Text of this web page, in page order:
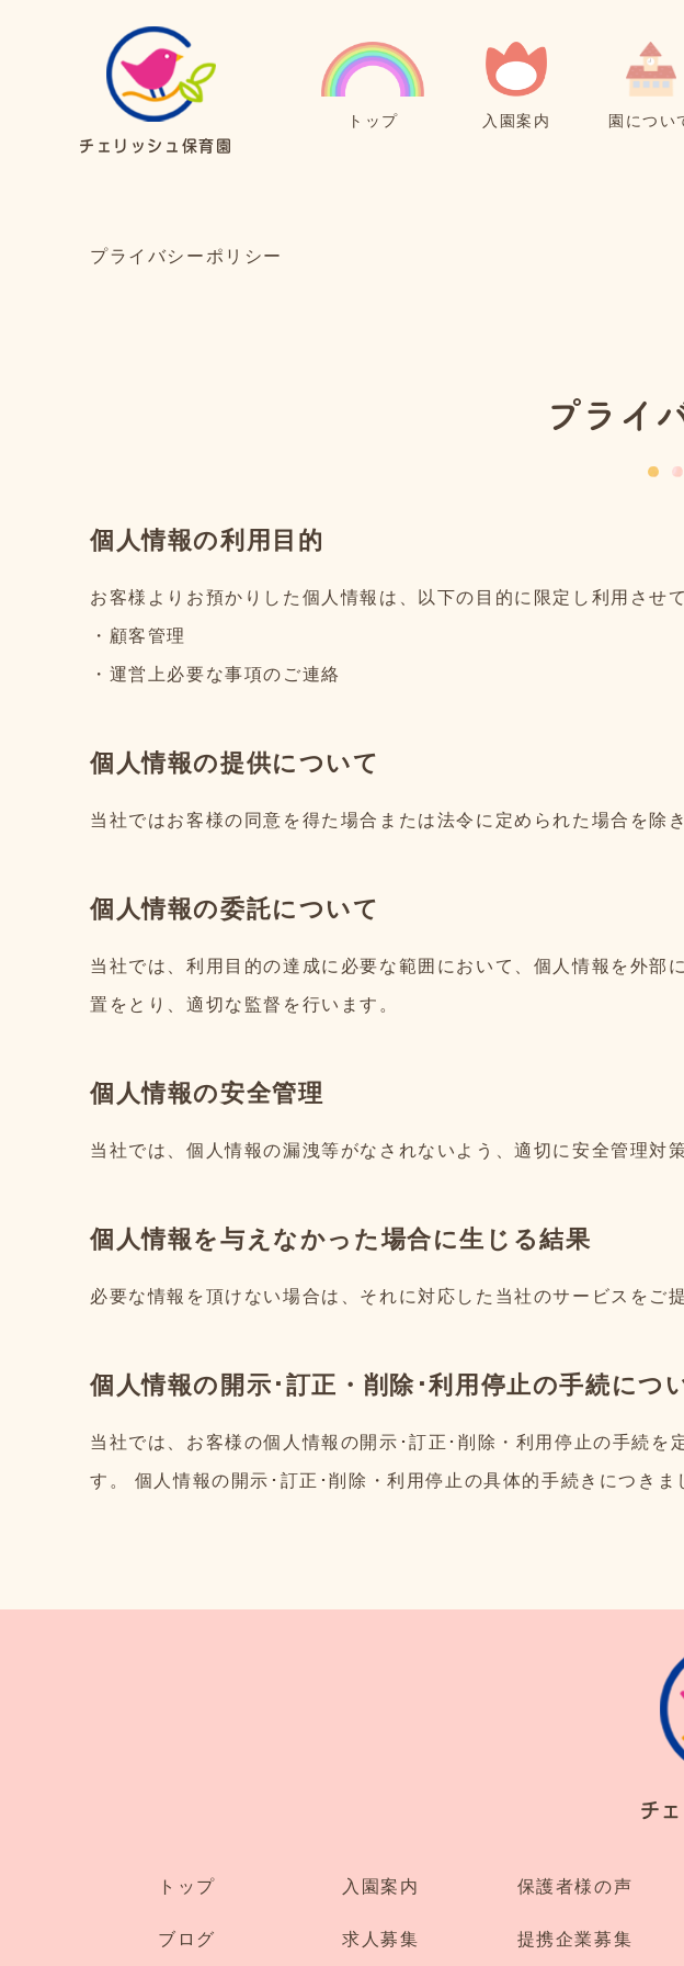
チェリッシュ保育園
トップ 入園案内 園につい
プライバシーポリシー
プライ
個人情報の利用目的
お客様よりお預かりした個人情報は、以下の目的に限定し利用させ
・顧客管理
・運営上必要な事項のご連絡
個人情報の提供について
当社ではお客様の同意を得た場合または法令に定められた場合を除
個人情報の委託について
当社では、利用目的の達成に必要な範囲において、個人情報を外
置をとり、適切な監督を行います。
個人情報の安全管理
当社では、個人情報の漏洩等がなされないよう、適切に安全管理対
個人情報を与えなかった場合に生じる結果
必要な情報を頂けない場合は、それに対応した当社のサービスをご
個人情報の開示･訂正・削除･利用停止の手続につ
当社では、お客様の個人情報の開示･訂正･削除・利用停止の手続
す。 個人情報の開示･訂正･削除・利用停止の具体的手続きにつきま
チ
トップ 入園案内 保護者様の声
ブログ 求人募集 提携企業募集